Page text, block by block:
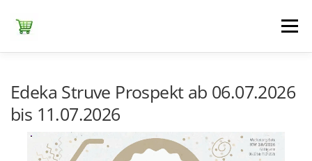
Inhalt
springen
Menü
NETTO DISCOUNT
Edeka Struve Prospekt ab 06.07.2026
bis 11.07.2026